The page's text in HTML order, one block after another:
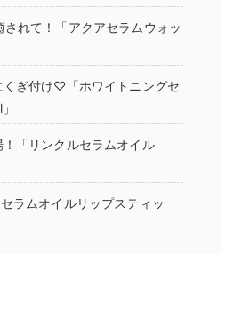
れて！「アクアセラムウォッ
くぎ付け♡「ホワイトニングセ
「リンクルセラムオイル
ラムオイルリップスティッ